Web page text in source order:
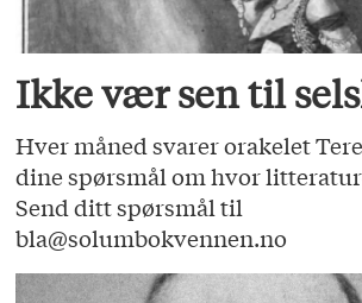
Ikke vær sen til
Hver måned svarer orakelet
dine spørsmål om hvor
Send ditt spørsmål til
bla@solumbokvennen.no